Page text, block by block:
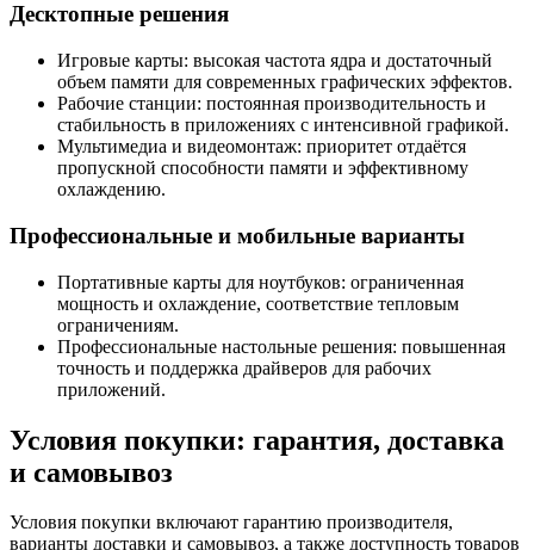
Десктопные решения
Игровые карты: высокая частота ядра и достаточный
объем памяти для современных графических эффектов.
Рабочие станции: постоянная производительность и
стабильность в приложениях с интенсивной графикой.
Мультимедиа и видеомонтаж: приоритет отдаётся
пропускной способности памяти и эффективному
охлаждению.
Профессиональные и мобильные варианты
Портативные карты для ноутбуков: ограниченная
мощность и охлаждение, соответствие тепловым
ограничениям.
Профессиональные настольные решения: повышенная
точность и поддержка драйверов для рабочих
приложений.
Условия покупки: гарантия, доставка
и самовывоз
Условия покупки включают гарантию производителя,
варианты доставки и самовывоз, а также доступность товаров